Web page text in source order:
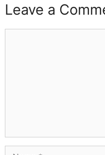
Leave a